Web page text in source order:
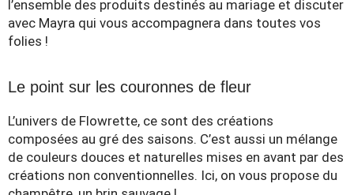
l’ensemble des produits destinés au mariage et discuter
avec Mayra qui vous accompagnera dans toutes vos
folies !
Le point sur les couronnes de fleur
L’univers de Flowrette, ce sont des créations
composées au gré des saisons. C’est aussi un mélange
de couleurs douces et naturelles mises en avant par des
créations non conventionnelles. Ici, on vous propose du